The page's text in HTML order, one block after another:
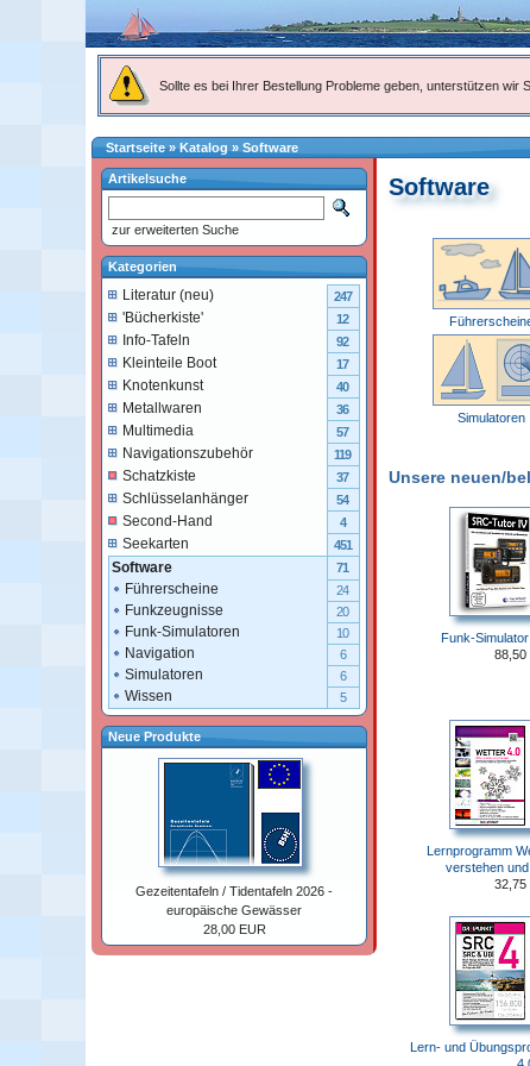
Sollte es bei Ihrer Bestellung Probleme geben, unterstützen wir
Startseite»Katalog » Software
Software
Simulatoren
Unsere neuen/
Funk-
88,50
Lernprogramm
verstehen
32,75
Lern- und
Artikelsuche
zur erweiterten Suche
Kategorien
Literatur (neu) 247
'Bücherkiste' 12
Info-Tafeln 92
Kleinteile Boot 17
Knotenkunst 40
Metallwaren 36
Multimedia 57
Navigationszubehör 119
Schatzkiste 37
Schlüsselanhänger 54
Second-Hand 4
Seekarten 451
Software 71
Führerscheine 24
Funkzeugnisse 20
Funk-Simulatoren 10
Navigation 6
Simulatoren 6
Wissen 5
Neue Produkte
Gezeitentafeln / Tidentafeln 2026 -
europäische Gewässer
28,00 EUR